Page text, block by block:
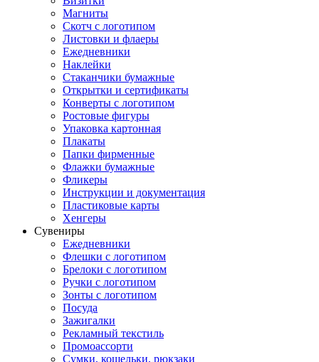
Магниты
Скотч с логотипом
Листовки и флаеры
Ежедневники
Наклейки
Стаканчики бумажные
Открытки и сертификаты
Конверты с логотипом
Ростовые фигуры
Упаковка картонная
Плакаты
Папки фирменные
Флажки бумажные
Фликеры
Инструкции и документация
Пластиковые карты
Хенгеры
Сувениры
Ежедневники
Флешки с логотипом
Брелоки с логотипом
Ручки с логотипом
Зонты с логотипом
Посуда
Зажигалки
Рекламный текстиль
Промоассорти
Сумки, кошельки, рюкзаки